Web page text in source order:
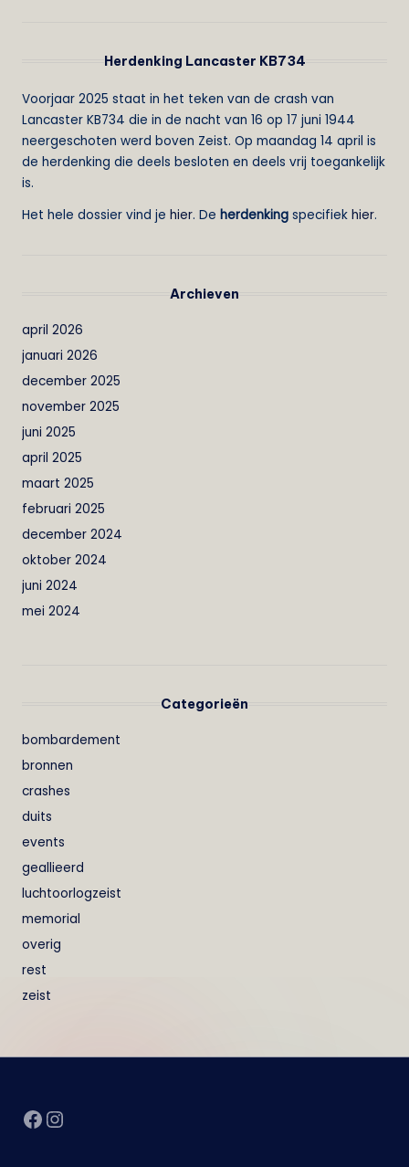
Herdenking Lancaster KB734
Voorjaar 2025 staat in het teken van de crash van
Lancaster KB734 die in de nacht van 16 op 17 juni 1944
neergeschoten werd boven Zeist. Op maandag 14 april is
de herdenking die deels besloten en deels vrij toegankelijk
is.
Het hele dossier vind je hier. De herdenking specifiek hier.
Archieven
april 2026
januari 2026
december 2025
november 2025
juni 2025
april 2025
maart 2025
februari 2025
december 2024
oktober 2024
juni 2024
mei 2024
Categorieën
bombardement
bronnen
crashes
duits
events
geallieerd
luchtoorlogzeist
memorial
overig
rest
zeist
Facebook
Instagram